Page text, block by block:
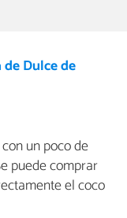
de Dulce de
con un poco de
puede comprar
el coco